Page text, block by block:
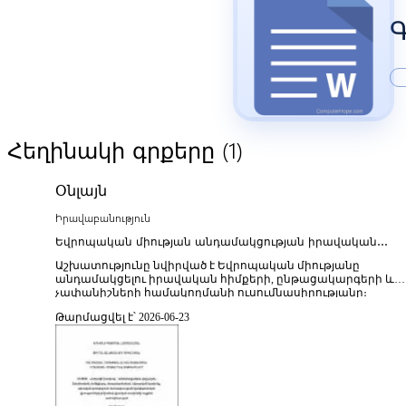
Հեղինակի գրքերը (1)
Օնլայն
Իրավաբանություն
Եվրոպական միության անդամակցության իրավական
Աշխատությունը նվիրված է Եվրոպական միությանը
անդամակցելու իրավական հիմքերի, ընթացակարգերի և
չափանիշների համակողմանի ուսումնասիրությանը։
կարգավորող հիմնարար պայմանագրերը, թեկնածու
իրավաքաղաքական պահանջները և անդամակցության
նախապատրաստական փուլերը։ Առանձնահատուկ
ուշադրություն է դարձվում ժողովրդավարության,
իրավունքի գերակայության, մարդու իրավունքների
պաշտպանության, շուկայական տնտեսության
Թարմացվել է՝ 2026-06-23